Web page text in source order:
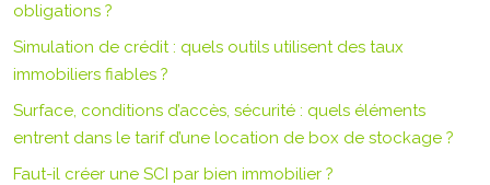
obligations ?
Simulation de crédit : quels outils utilisent des taux
immobiliers fiables ?
Surface, conditions d’accès, sécurité : quels éléments
entrent dans le tarif d’une location de box de stockage ?
Faut-il créer une SCI par bien immobilier ?